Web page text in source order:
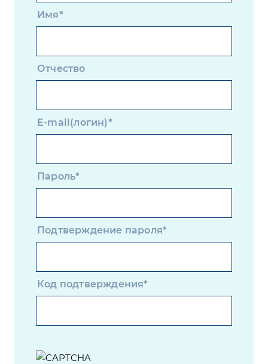
Имя*
Отчество
E-mail(логин)*
Пароль*
Подтверждение пароля*
Код подтверждения*